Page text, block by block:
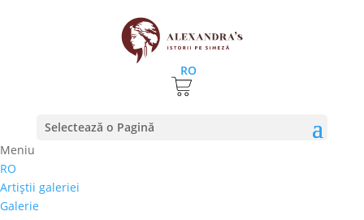
RO
Selectează o Pagină
Meniu
RO
Artiştii galeriei
Galerie
Lansare de carte din seria Străbunicii, sub
egida Galeriei Alexandra’s
27 februarie 2020